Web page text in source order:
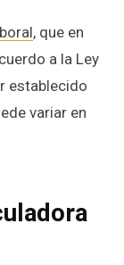
, que en
a la Ley
establecido
variar en